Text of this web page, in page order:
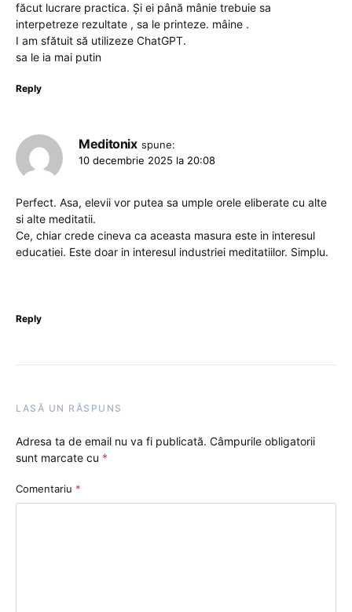
făcut lucrare practica. Și ei până mânie trebuie sa
interpetreze rezultate , sa le printeze. mâine .
I am sfătuit să utilizeze ChatGPT.
sa le ia mai putin
Reply
Meditonix spune:
10 decembrie 2025 la 20:08
Perfect. Asa, elevii vor putea sa umple orele eliberate cu alte
si alte meditatii.
Ce, chiar crede cineva ca aceasta masura este in interesul
educatiei. Este doar in interesul industriei meditatiilor. Simplu.
Reply
LASĂ UN RĂSPUNS
Adresa ta de email nu va fi publicată. Câmpurile obligatorii
sunt marcate cu *
Comentariu *